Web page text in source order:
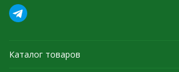
Каталог товаров